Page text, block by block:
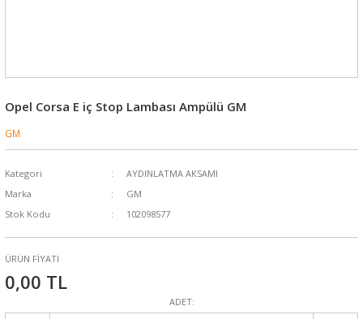
Opel Corsa E iç Stop Lambası Ampülü GM
GM
Kategori
AYDINLATMA AKSAMI
Marka
GM
Stok Kodu
102098577
ÜRÜN FİYATI
0,00 TL
ADET: